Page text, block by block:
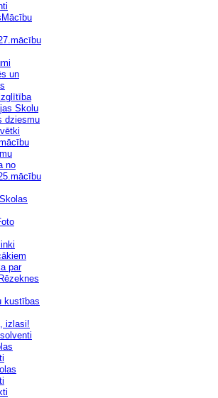
Mācību
un
Skolu
dziesmu
no
Skolas
par
kustības
izlasi!